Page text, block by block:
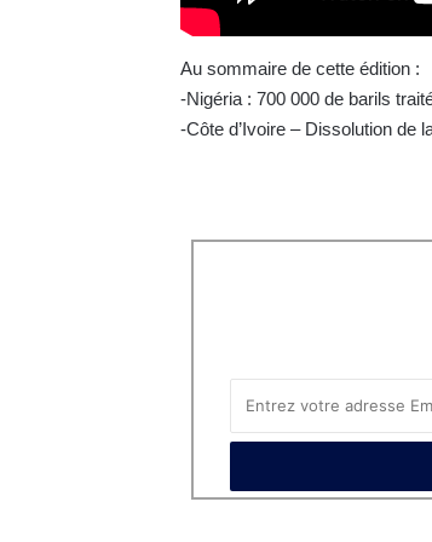
Au sommaire de cette édition :
-Nigéria : 700 000 de barils
-Côte d’Ivoire – Dissolution de